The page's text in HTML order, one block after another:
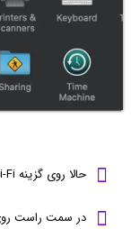
حالا روی گزینه Wi-Fi در ستون کناری کلیک کنید.
در سمت راست